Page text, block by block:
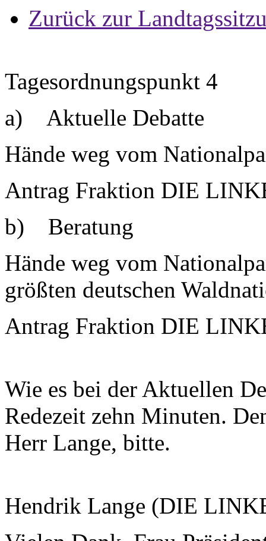
Zurück zur
Tagesordnungspunkt 4
a) Aktuelle Debatte
Hände weg vom
Antrag Fraktion DIE
b) Beratung
Hände weg vom
größten deutschen
Antrag Fraktion DIE
Wie es bei der Aktuellen
Redezeit zehn Minuten.
Herr Lange, bitte.
Hendrik Lange (DIE